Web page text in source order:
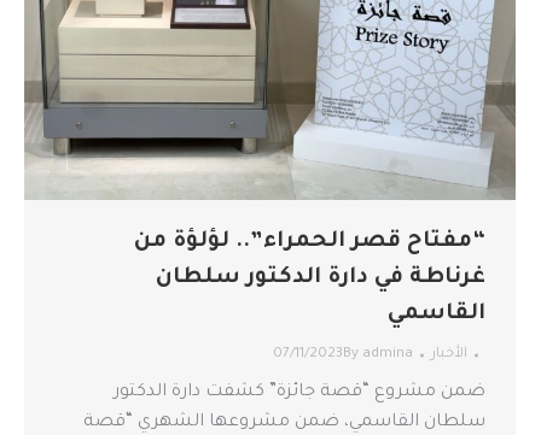
“مفتاح قصر الحمراء”.. لؤلؤة من
غرناطة في دارة الدكتور سلطان
القاسمي
الأخبار By admina
07/11/2023
ضمن مشروع “قصة جائزة” كشفت دارة الدكتور
سلطان القاسمي، ضمن مشروعها الشهري “قصة